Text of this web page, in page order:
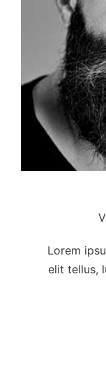
Lorem
elit tellus,